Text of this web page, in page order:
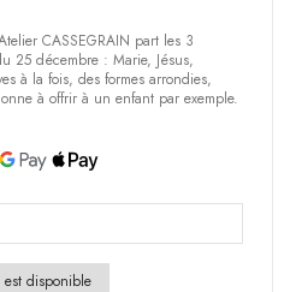
CASSEGRAIN part les 3
25 décembre : Marie, Jésus,
à la fois, des formes arrondies,
à offrir à un enfant par exemple.